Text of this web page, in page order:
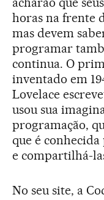
horas na frente
mas devem
programar
continua. O
inventado em
Lovelace
usou sua
programação,
que é
e compartilhá-
No seu site, a